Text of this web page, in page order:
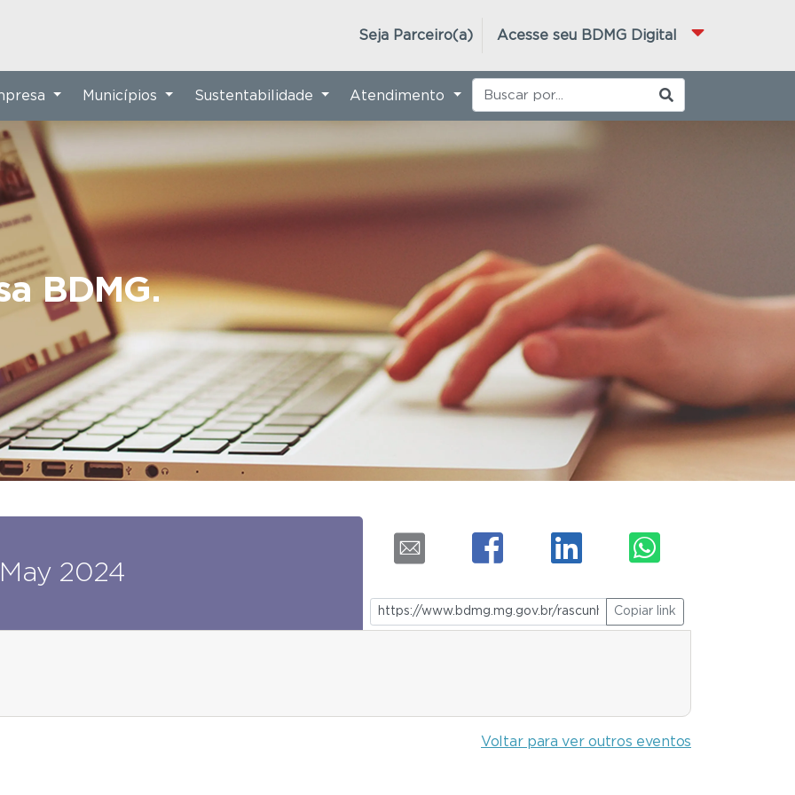
Acesse seu BDMG Digital
Seja Parceiro(a)
BDMG.
Municípios Sustentabilidade Atendimento
2024
Copiar link
Voltar para ver outros eventos